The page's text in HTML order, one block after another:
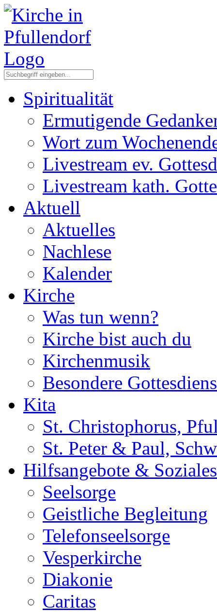
Spiritualität
Ermutigende
Wort zum
Livestream ev.
Livestream kath.
Aktuell
Aktuelles
Nachlese
Kalender
Kirche
Was tun wenn?
Kirche bist auch du
Kirchenmusik
Besondere
Kita
St. Christophorus,
St. Peter & Paul,
Hilfsangebote & Soziales
Seelsorge
Geistliche Begleitung
Telefonseelsorge
Vesperkirche
Diakonie
Caritas